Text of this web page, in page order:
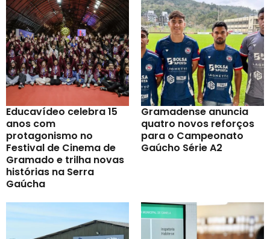
Educavídeo celebra 15
anos com
protagonismo no
Festival de Cinema de
Gramado e trilha novas
histórias na Serra
Gaúcha
Gramadense anuncia
quatro novos reforços
para o Campeonato
Gaúcho Série A2